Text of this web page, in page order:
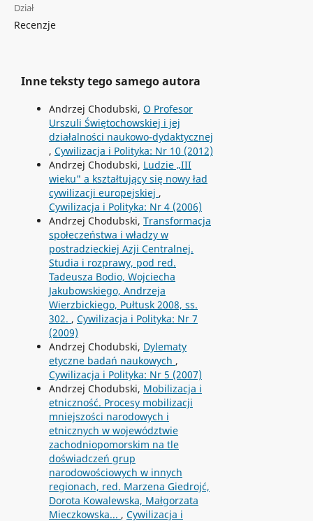
Dział
Recenzje
Inne teksty tego samego autora
Andrzej Chodubski, O Profesor
Urszuli Świętochowskiej i jej
działalności naukowo-dydaktycznej
, Cywilizacja i Polityka: Nr 10 (2012)
Andrzej Chodubski, Ludzie „III
wieku" a kształtujący się nowy ład
cywilizacji europejskiej ,
Cywilizacja i Polityka: Nr 4 (2006)
Andrzej Chodubski, Transformacja
społeczeństwa i władzy w
postradzieckiej Azji Centralnej.
Studia i rozprawy, pod red.
Tadeusza Bodio, Wojciecha
Jakubowskiego, Andrzeja
Wierzbickiego, Pułtusk 2008, ss.
302. , Cywilizacja i Polityka: Nr 7
(2009)
Andrzej Chodubski, Dylematy
etyczne badań naukowych ,
Cywilizacja i Polityka: Nr 5 (2007)
Andrzej Chodubski, Mobilizacja i
etniczność. Procesy mobilizacji
mniejszości narodowych i
etnicznych w województwie
zachodniopomorskim na tle
doświadczeń grup
narodowościowych w innych
regionach, red. Marzena Giedrojć,
Dorota Kowalewska, Małgorzata
Mieczkowska... , Cywilizacja i